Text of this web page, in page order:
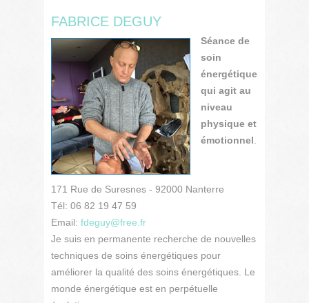
FABRICE DEGUY
Séance de
soin
énergétique
qui agit au
niveau
physique et
émotionnel
171 Rue de Suresnes - 92000 Nanterre
Tél: 06 82 19 47 59
Email: fdeguy@free.fr
Je suis en permanente recherche de nouvelles
techniques de soins énergétiques pour
améliorer la qualité des soins énergétiques. Le
monde énergétique est en perpétuelle